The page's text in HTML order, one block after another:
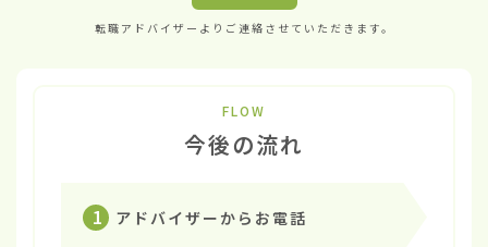
転職アドバイザーよりご連絡させていただきます。
FLOW
今後の流れ
1 アドバイザーからお電話